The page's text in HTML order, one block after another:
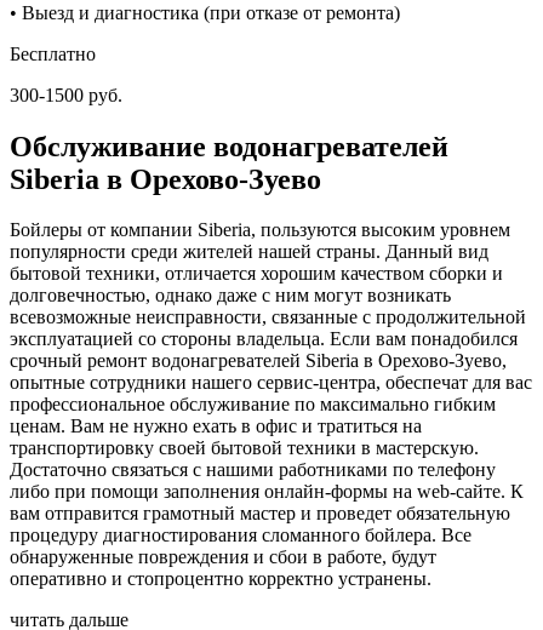
• Выезд и диагностика (при отказе от ремонта)
Бесплатно
300-1500 руб.
Обслуживание водонагревателей
Siberia в Орехово-Зуево
Бойлеры от компании Siberia, пользуются высоким уровнем
популярности среди жителей нашей страны. Данный вид
бытовой техники, отличается хорошим качеством сборки и
долговечностью, однако даже с ним могут возникать
всевозможные неисправности, связанные с продолжительной
эксплуатацией со стороны владельца. Если вам понадобился
срочный ремонт водонагревателей Siberia в Орехово-Зуево,
опытные сотрудники нашего сервис-центра, обеспечат для вас
профессиональное обслуживание по максимально гибким
ценам. Вам не нужно ехать в офис и тратиться на
транспортировку своей бытовой техники в мастерскую.
Достаточно связаться с нашими работниками по телефону
либо при помощи заполнения онлайн-формы на web-сайте. К
вам отправится грамотный мастер и проведет обязательную
процедуру диагностирования сломанного бойлера. Все
обнаруженные повреждения и сбои в работе, будут
оперативно и стопроцентно корректно устранены.
читать дальше